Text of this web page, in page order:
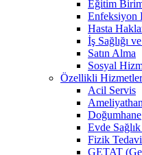
Eğitim
Enfeksiyon
Hasta
İş Sağlığı
Satın Alma
Sosyal
Özellikli Hizmetler
Acil Servis
Doğumhane
Evde
Fizik
GETAT